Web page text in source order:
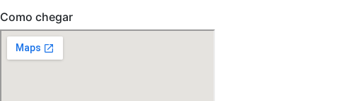
Como chegar